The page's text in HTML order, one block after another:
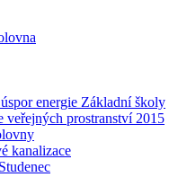
energie Základní školy
veřejných prostranství 2015
kanalizace